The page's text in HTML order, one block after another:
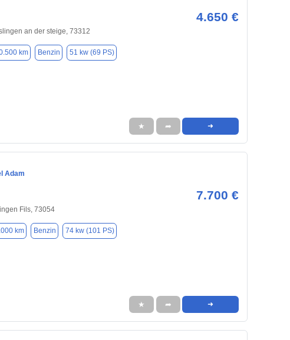
4.650 €
an der steige, 73312
km Benzin 51 kw (69 PS)
★ ➦ ➜
Adam
7.700 €
Fils, 73054
km Benzin 74 kw (101 PS)
★ ➦ ➜